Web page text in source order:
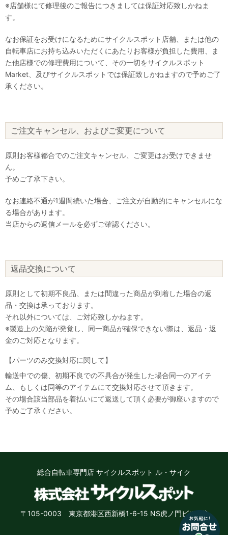
※店舗様にて修理後のご報告につきましては保証対応致しかねま
す。
なお保証をお受けになるためにサイクルスポット店舗、または他の
自転車店にお持ち込みいただくにあたりお客様が負担した費用、ま
た他店様での修理費用について、その一切をサイクルスポット
Market、及びサイクルスポットでは保証致しかねますので予めご了
承ください。
ご注文キャンセル、およびご変更について
原則お客様都合でのご注文キャンセル、ご変更はお受けできませ
ん。
予めご了承下さい。
なお連絡不通が1週間続いた場合、ご注文が自動的にキャンセルにな
る場合があります。
当店からの返信メールを必ずご確認ください。
返品交換について
原則として初期不良品、または間違った商品が到着した場合の返
品・交換は承っております。
それ以外については、ご対応致しかねます。
※製造上の欠陥が発覚し、同一商品が確保できない際は、返品・返
金のご対応となります。
【パーツのみ交換対応に関して】
輸送中での傷、初期不良での不具合が発生した場合同一のアイテ
ム、もしくは同等のアイテムにて交換対応させて頂きます。
その場合該当部品を着払いにて返送して頂く必要が御座いますので
予めご了承ください。
総合自転車専門店 サイクルスポット ル・サイク
〒105-0003 東京都港区西新橋1-6-15 NS虎ノ門ビル8階